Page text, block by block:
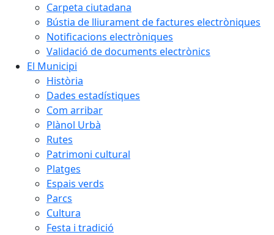
Carpeta ciutadana
Bústia de lliurament de factures electròniques
Notificacions electròniques
Validació de documents electrònics
El Municipi
Història
Dades estadístiques
Com arribar
Plànol Urbà
Rutes
Patrimoni cultural
Platges
Espais verds
Parcs
Cultura
Festa i tradició